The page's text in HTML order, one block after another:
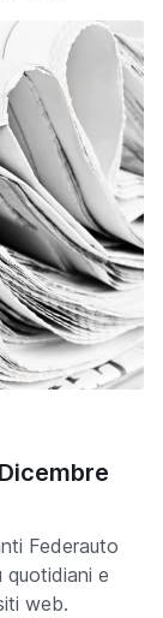
Federauto
quotidiani e
web.